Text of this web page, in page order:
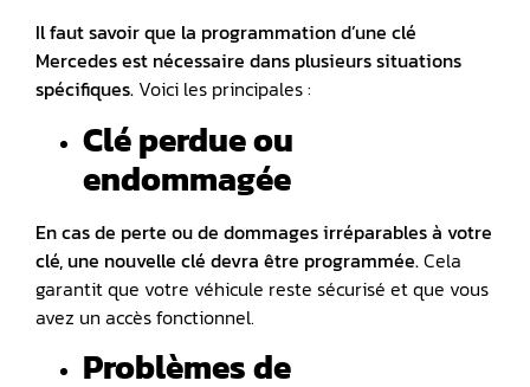
Il faut savoir que la programmation d’une clé
Mercedes est nécessaire dans plusieurs situations
spécifiques. Voici les principales :
Clé perdue ou
endommagée
En cas de perte ou de dommages irréparables à votre
clé, une nouvelle clé devra être programmée.Cela
garantit que votre véhicule reste sécurisé et que vous
avez un accès fonctionnel.
Problèmes de